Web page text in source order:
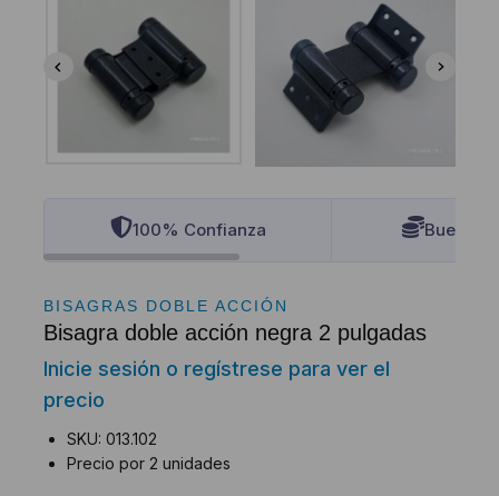
100% Confianza Buenos
BISAGRAS DOBLE ACCIÓN
Bisagra doble acción negra 2 pulgadas
Inicie sesión o regístrese para ver el
precio
SKU: 013.102
Precio por 2 unidades